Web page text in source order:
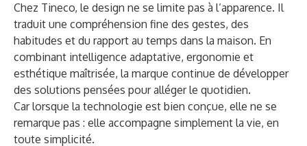
Chez Tineco, le design ne se limite pas à l’apparence. Il
traduit une compréhension fine des gestes, des
habitudes et du rapport au temps dans la maison. En
combinant intelligence adaptative, ergonomie et
esthétique maîtrisée, la marque continue de développer
des solutions pensées pour alléger le quotidien.
Car lorsque la technologie est bien conçue, elle ne se
remarque pas : elle accompagne simplement la vie, en
toute simplicité.